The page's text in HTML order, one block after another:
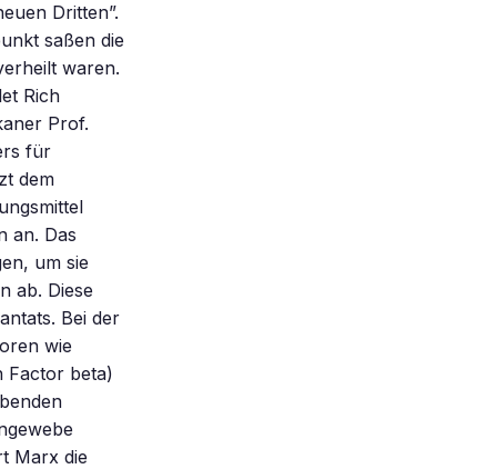
Dritten”.
saßen die
waren.
Rich
Prof.
für
dem
an. Das
um sie
ab. Diese
Bei der
wie
Factor beta)
Marx die